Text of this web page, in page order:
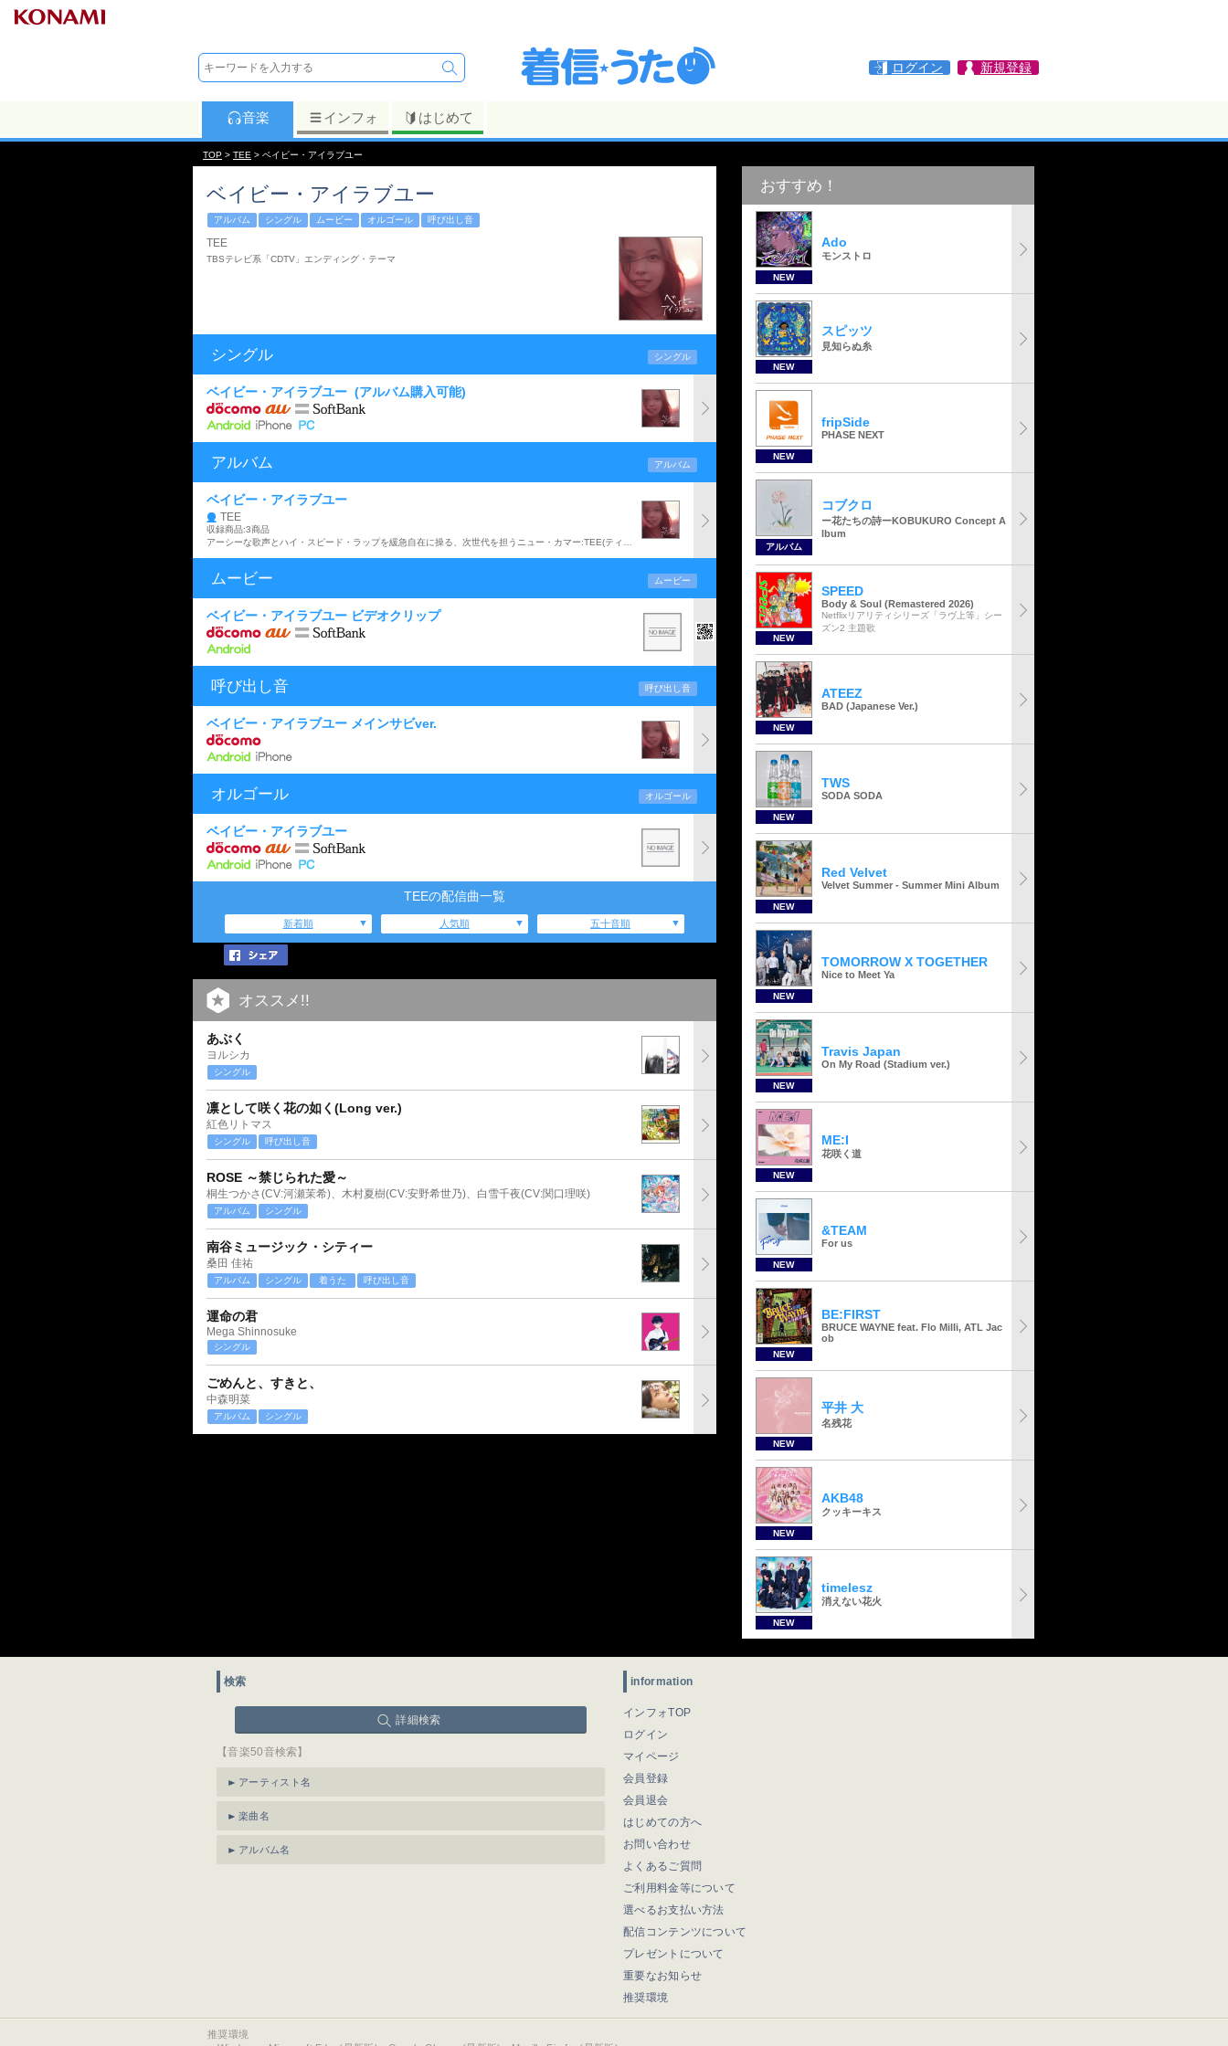
ログイン 新規登録
音楽 インフォ はじめて
TOP > TEE > ベイビー・アイラブユー
ベイビー・アイラブユー
アルバム シングル ムービー オルゴール 呼び出し音
TEE
TBSテレビ系「CDTV」エンディング・テーマ
シングル シングル
ベイビー・アイラブユー (アルバム購入可能)
アルバム アルバム
ベイビー・アイラブユー
TEE
収録商品:3商品
ムービー ムービー
ベイビー・アイラブユー ビデオクリップ
呼び出し音 呼び出し音
ベイビー・アイラブユー メインサビver.
オルゴール オルゴール
ベイビー・アイラブユー
TEEの配信曲一覧
新着順 人気順 五十音順
オススメ!!
あぶく
ヨルシカ
シングル
凛として咲く花の如く(Long ver.)
紅色リトマス
シングル 呼び出し音
ROSE ～禁じられた愛～
桐生つかさ(CV:河瀬茉希)、木村夏樹(CV:安野希世乃)、白雪千夜(CV:関口理咲)
アルバム シングル
南谷ミュージック・シティー
桑田 佳祐
アルバム シングル 着うた 呼び出し音
運命の君
Mega Shinnosuke
シングル
ごめんと、すきと、
中森明菜
アルバム シングル
おすすめ！
NEW
Ado
モンストロ
NEW
スピッツ
見知らぬ糸
NEW
fripSide
PHASE NEXT
アルバム
コブクロ
ー花たちの詩ーKOBUKURO Concept A
lbum
NEW
SPEED
Body & Soul (Remastered 2026)
Netflixリアリティシリーズ「ラヴ上等」シー
ズン2 主題歌
NEW
ATEEZ
BAD (Japanese Ver.)
NEW
TWS
SODA SODA
NEW
Red Velvet
Velvet Summer - Summer Mini Album
NEW
TOMORROW X TOGETHER
Nice to Meet Ya
NEW
Travis Japan
On My Road (Stadium ver.)
NEW
ME:I
花咲く道
NEW
&TEAM
For us
NEW
BE:FIRST
BRUCE WAYNE feat. Flo Milli, ATL Jac
ob
NEW
平井 大
名残花
NEW
AKB48
クッキーキス
NEW
timelesz
消えない花火
検索
詳細検索
【音楽50音検索】
アーティスト名
楽曲名
アルバム名
information
インフォTOP
ログイン
マイページ
会員登録
会員退会
はじめての方へ
お問い合わせ
よくあるご質問
ご利用料金等について
選べるお支払い方法
配信コンテンツについて
プレゼントについて
重要なお知らせ
推奨環境
推奨環境